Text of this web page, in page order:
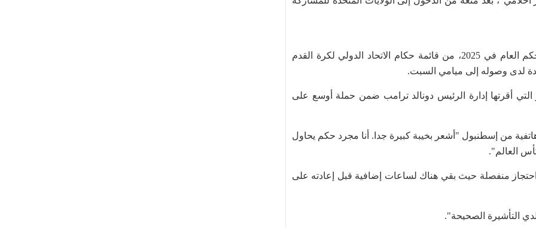
وأُبعد عرتن الذي اختاره الاتحاد الإفريقي لكرة القدم حكم العام في 2025، من قائمة حكام الاتحاد الدولي لكرة القدم
لدى وصوله إلى ميامي السبت.
أقرتها إدارة الرئيس دونالد ترامب ضمن حملة أوسع على
من إسطنبول "أشعر بخيبة كبيرة جدا. أنا مجرد حكم يحاول
العالم".
نُقل إلى زنزانة احتجاز منفصلة حيث بقي هناك لساعات إضافية قبل إعادته على
التأشيرة الصحيحة".